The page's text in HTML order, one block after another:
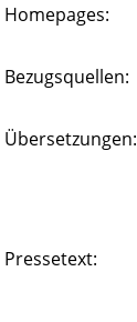
Homepages:
Bezugsquellen:
Übersetzungen:
Pressetext: